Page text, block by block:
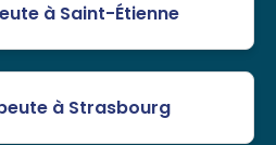
à Saint-Étienne
à Strasbourg